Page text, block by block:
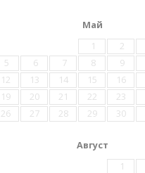
Май
1
2
5
6 7 8 9
12
13 14 15 16
19
20 21 22 23
26
27 28 29 30
Август
1